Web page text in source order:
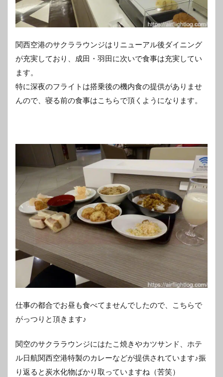
関西空港のサクララウンジはリニューアル後ダイニング
が充実しており、成田・羽田に次いで食事は充実してい
ます。
特に深夜のフライトは搭乗後の機内食の提供がありませ
んので、寝る前の食事はこちらで頂くようになります。
仕事の都合でお昼も食べてませんでしたので、こちらで
がっつりと頂きます♪
関空のサクララウンジにはたこ焼きやカツサンド、ホテ
ル日航関西空港特製のカレーなどが提供されています♪振
り返ると炭水化物ばかり取っていますね（苦笑）